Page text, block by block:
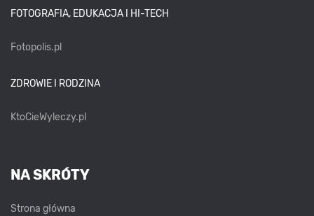
FOTOGRAFIA, EDUKACJA I HI-TECH
Fotopolis.pl
ZDROWIE I RODZINA
KtoCieWyleczy.pl
NA SKRÓTY
Strona główna